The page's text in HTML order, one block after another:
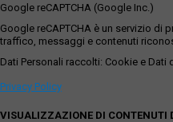
Google reCAPTCHA (Google Inc.)
Google reCAPTCHA è un servizio
traffico, messaggi e contenuti
Dati Personali raccolti: Cookie e
Privacy Policy
VISUALIZZAZIONE DI CONTENUTI